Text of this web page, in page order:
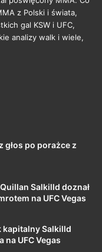
z Polski i świata,
gal KSW i UFC,
analizy walk i wiele,
głos po porażce z
Salkilld doznał
na UFC Vegas
kapitalny Salkilld
UFC Vegas